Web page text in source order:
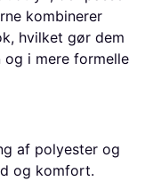
kombinerer
hvilket gør dem
og i mere formelle
af polyester og
og komfort.